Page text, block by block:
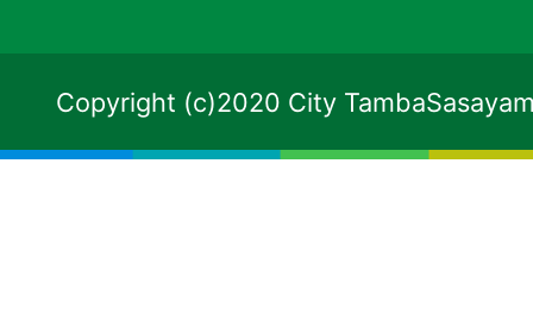
Copyright (c)2020 City